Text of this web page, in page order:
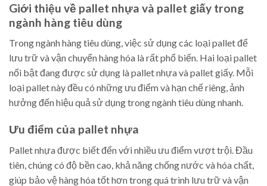
Giới thiệu về pallet nhựa và pallet giấy trong
ngành hàng tiêu dùng
Trong ngành hàng tiêu dùng, việc sử dụng các loại pallet để
lưu trữ và vận chuyển hàng hóa là rất phổ biến. Hai loại pallet
nổi bật đang được sử dụng là pallet nhựa và pallet giấy. Mỗi
loại pallet này đều có những ưu điểm và hạn chế riêng, ảnh
hưởng đến hiệu quả sử dụng trong ngành tiêu dùng nhanh.
Ưu điểm của pallet nhựa
Pallet nhựa được biết đến với nhiều ưu điểm vượt trội. Đầu
tiên, chúng có độ bền cao, khả năng chống nước và hóa chất,
giúp bảo vệ hàng hóa tốt hơn trong quá trình lưu trữ và vận